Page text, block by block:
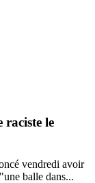
le
vendredi avoir
balle dans...